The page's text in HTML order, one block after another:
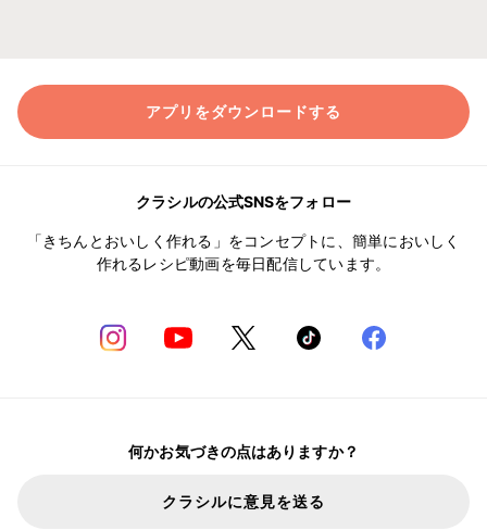
アプリをダウンロードする
クラシルの公式SNSをフォロー
「きちんとおいしく作れる」をコンセプトに、簡単においしく
作れるレシピ動画を毎日配信しています。
何かお気づきの点はありますか？
クラシルに意見を送る